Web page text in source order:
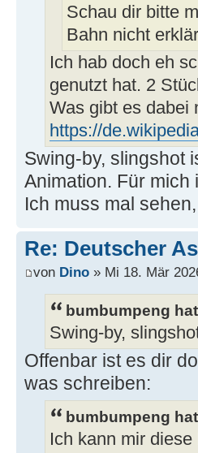
Schau dir bitte
Bahn nicht
Ich hab doch eh
genutzt hat. 2
Was gibt es dabei
https://
Swing-by, slingshot
Animation. Für mich
Ich muss mal
Re: Deutscher
von Dino » Mi 18. Mär
bumbumpeng
Swing-by,
Offenbar ist es dir
was schreiben:
bumbumpeng
Ich kann mir